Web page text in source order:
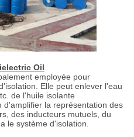
Oil
employée pour
Elle peut enlever l'eau
de l'huile isolante
la représentation des
des inducteurs mutuels, du
le système d'isolation.